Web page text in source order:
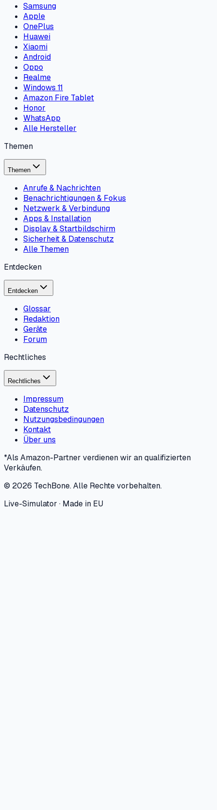
Samsung
Apple
OnePlus
Huawei
Xiaomi
Android
Oppo
Realme
Windows 11
Amazon Fire Tablet
Honor
WhatsApp
Alle Hersteller
Themen
Themen
Anrufe & Nachrichten
Benachrichtigungen & Fokus
Netzwerk & Verbindung
Apps & Installation
Display & Startbildschirm
Sicherheit & Datenschutz
Alle Themen
Entdecken
Entdecken
Glossar
Redaktion
Geräte
Forum
Rechtliches
Rechtliches
Impressum
Datenschutz
Nutzungsbedingungen
Kontakt
Über uns
*Als Amazon-Partner verdienen wir an qualifizierten
Verkäufen.
© 2026 TechBone.Alle Rechte vorbehalten.
Live-Simulator · Made in EU